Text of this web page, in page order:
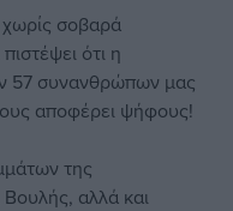
χωρίς σοβαρά
ότι η
57 συνανθρώπων μας
αποφέρει ψήφους!
της
αλλά και